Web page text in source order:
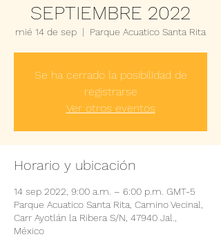
SEPTIEMBRE 2022
mié 14 de sep
  |
Parque Acuatico Santa Rita
Se ha cerrado la posibilidad de
registrarse
Ver otros eventos
Horario y ubicación
14 sep 2022, 9:00 a.m. – 6:00 p.m. GMT-5
Parque Acuatico Santa Rita, Camino Vecinal,
Carr Ayotlán la Ribera S/N, 47940 Jal.,
México